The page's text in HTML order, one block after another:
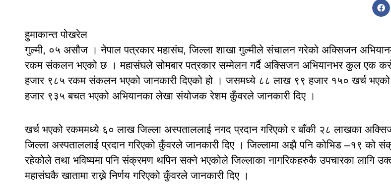
हुमाकान्त पोखरेल
गुल्मी, ०५ असौज । नेपाल पत्रकार महासंघ, जिल्ला शाखा गुल्मीले संचालन गरेको अक्सिजन
रकम संकलन भएको छ । महासंघले सोमबार पत्रकार सम्मेलन गर्दै अक्सिजन अभियानभर कुल एक
हजार ९८५ रकम संकलन भएको जानकारी दिएको हो । जसमध्ये ८८ लाख ९९ हजार १५० खर्च
हजार ९३५ बचत भएको अभियानका लेखा संयोजक रेशम कुँवरले जानकारी दिए ।
खर्च भएको रकममध्ये ६० लाख जिल्ला अस्पताललाई नगद प्रदान गरिएको र बाँकी २८ लाखका
जिल्ला अस्पताललाई प्रदान गरिएको कुँवरले जानकारी दिए । जिल्लामा अझै पनि कोभिड –१९ को
रहेकोले तथा भविष्यमा पनि संक्रमण थपिन सक्ने भएकोले जिल्लाका नागरिकहरुकै उपचारका लागि
महासंघकै खातामा राख्ने निर्णय गरिएको कुँवरले जानकारी दिए ।